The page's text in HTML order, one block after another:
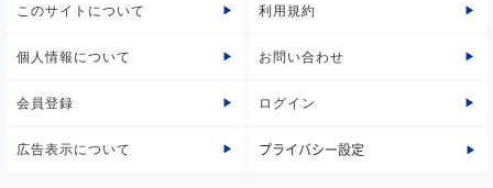
このサイトについて 利用規約
個人情報について お問い合わせ
会員登録 ログイン
広告表示について プライバシー設定